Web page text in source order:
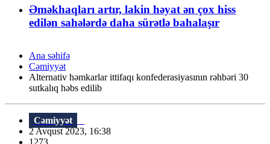
Əməkhaqları artır, lakin həyat ən çox hiss
edilən sahələrdə daha sürətlə bahalaşır
Ana səhifə
Cəmiyyət
Alternativ həmkarlar ittifaqı konfederasiyasının rəhbəri 30
sutkalıq həbs edilib
Cəmiyyət
2 Avqust 2023, 16:38
1273